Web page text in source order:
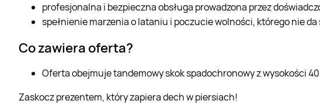
profesjonalna i bezpieczna obsługa prowadzona przez
spełnienie marzenia o lataniu i poczucie wolności, którego nie da
Co zawiera oferta?
Oferta obejmuje tandemowy skok spadochronowy z wysokości
Zaskocz prezentem, który zapiera dech w piersiach!